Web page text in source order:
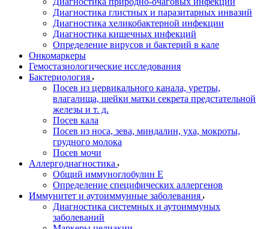
Диагностика глистных и паразитарных инвазий
Диагностика хеликобактерной инфекции
Диагностика кишечных инфекций
Определение вирусов и бактерий в кале
Онкомаркеры
Гемостазиологические исследования
Бактериология
Посев из цервикального канала, уретры,
влагалища, шейки матки секрета предстательной
железы и т. д.
Посев кала
Посев из носа, зева, миндалин, уха, мокроты,
грудного молока
Посев мочи
Аллергодиагностика
Общий иммуноглобулин Е
Определение специфических аллергенов
Иммунитет и аутоиммунные заболевания
Диагностика системных и аутоиммуных
заболеваний